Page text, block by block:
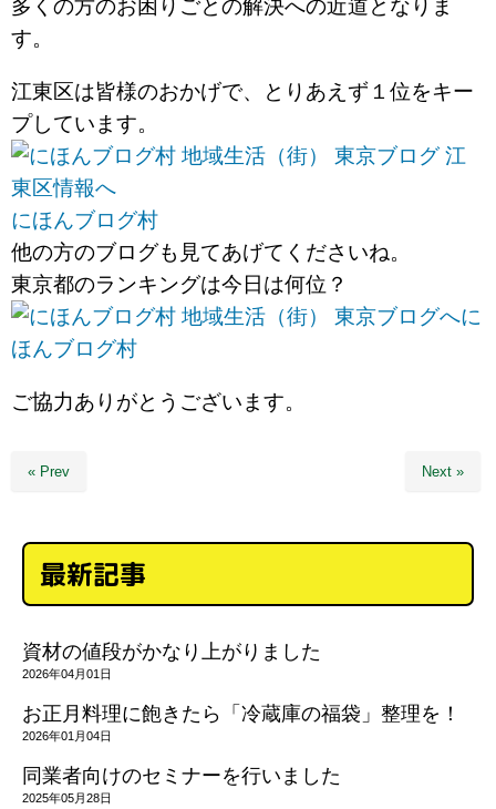
多くの方のお困りごとの解決への近道となりま
す。
江東区は皆様のおかげで、とりあえず１位をキー
プしています。
にほんブログ村
他の方のブログも見てあげてくださいね。
東京都のランキングは今日は何位？
に
ほんブログ村
ご協力ありがとうございます。
« Prev Next »
最新記事
資材の値段がかなり上がりました
2026年04月01日
お正月料理に飽きたら「冷蔵庫の福袋」整理を！
2026年01月04日
同業者向けのセミナーを行いました
2025年05月28日